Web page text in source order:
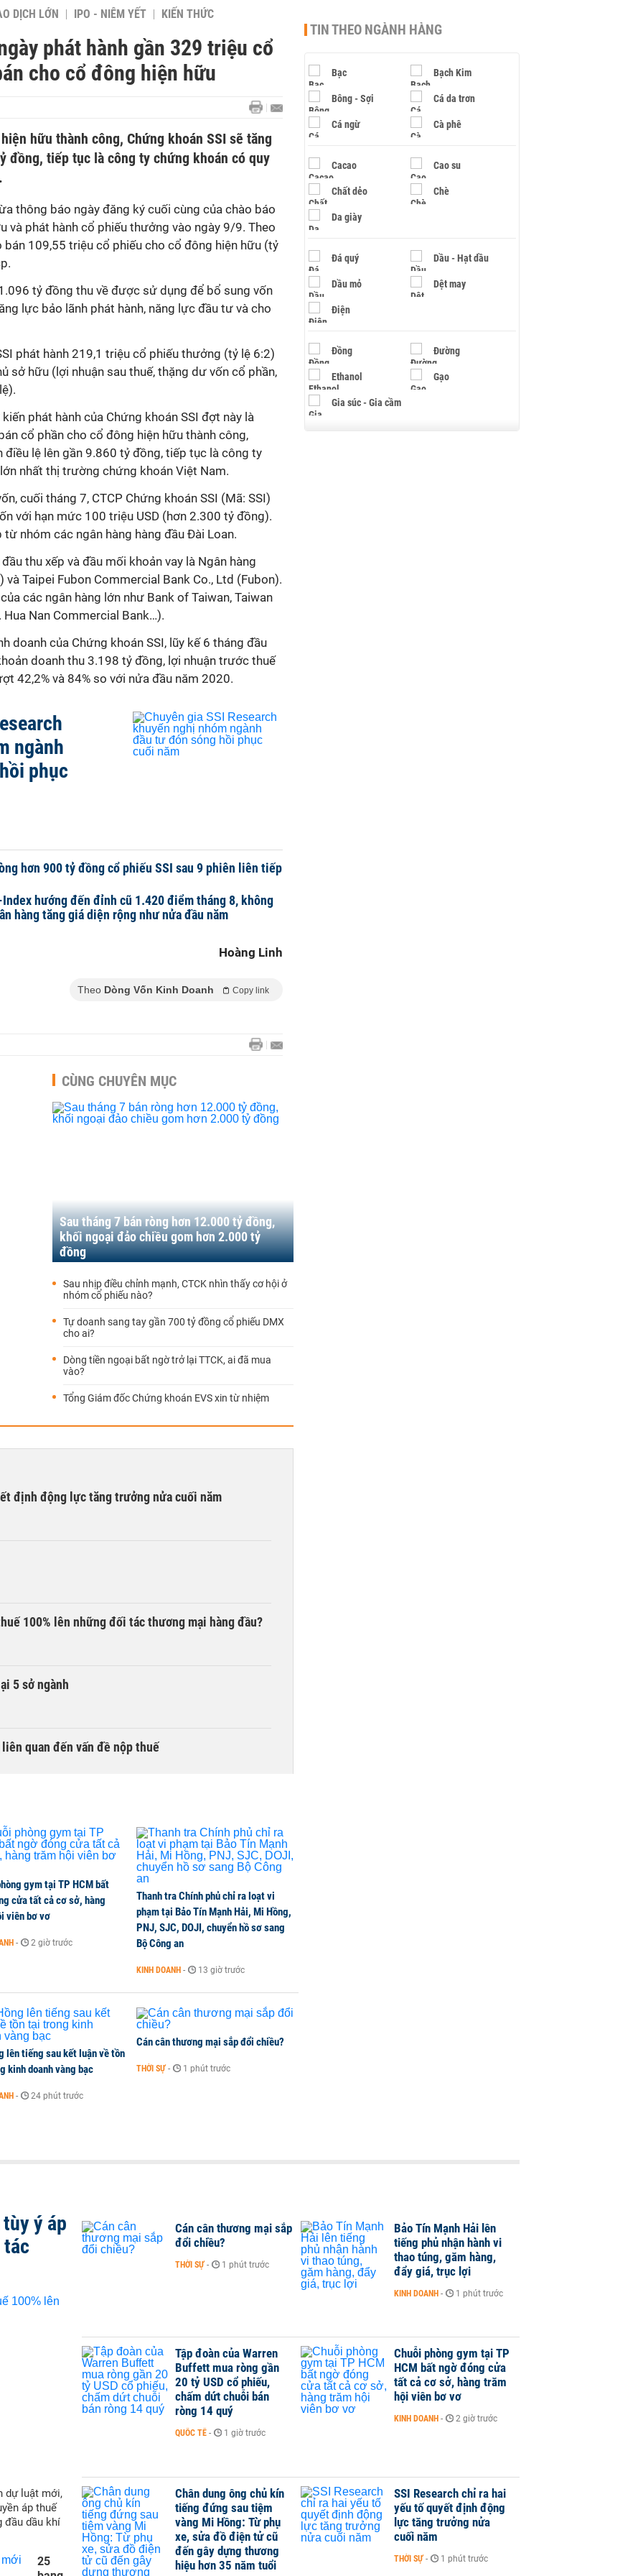
DỊCH LỚN IPO - NIÊM YẾT KIẾN THỨC
phát hành gần 329 triệu cổ
cho cổ đông hiện hữu
hữu thành công, Chứng khoán SSI sẽ tăng
đồng, tiếp tục là công ty chứng khoán có quy
thông báo ngày đăng ký cuối cùng của chào báo
và phát hành cổ phiếu thưởng vào ngày 9/9. Theo
bán 109,55 triệu cổ phiếu cho cổ đông hiện hữu (tỷ
tỷ đồng thu về được sử dụng để bổ sung vốn
lực bảo lãnh phát hành, năng lực đầu tư và cho
phát hành 219,1 triệu cổ phiếu thưởng (tỷ lệ 6:2)
sở hữu (lợi nhuận sau thuế, thặng dư vốn cổ phần,
phát hành của Chứng khoán SSI đợt này là
cổ phần cho cổ đông hiện hữu thành công,
điều lệ lên gần 9.860 tỷ đồng, tiếp tục là công ty
nhất thị trường chứng khoán Việt Nam.
cuối tháng 7, CTCP Chứng khoán SSI (Mã: SSI)
với hạn mức 100 triệu USD (hơn 2.300 tỷ đồng).
nhóm các ngân hàng hàng đầu Đài Loan.
thu xếp và đầu mối khoản vay là Ngân hàng
và Taipei Fubon Commercial Bank Co., Ltd (Fubon).
các ngân hàng lớn như Bank of Taiwan, Taiwan
Nan Commercial Bank…).
doanh của Chứng khoán SSI, lũy kế 6 tháng đầu
doanh thu 3.198 tỷ đồng, lợi nhuận trước thuế
42,2% và 84% so với nửa đầu năm 2020.
ngành
phục
hơn 900 tỷ đồng cổ phiếu SSI sau 9 phiên liên tiếp
Index hướng đến đỉnh cũ 1.420 điểm tháng 8, không
hàng tăng giá diện rộng như nửa đầu năm
Hoàng Linh
Theo Dòng Vốn Kinh Doanh Copy link
CÙNG CHUYÊN MỤC
Sau tháng 7 bán ròng hơn 12.000 tỷ đồng,
khối ngoại đảo chiều gom hơn 2.000 tỷ
đồng
Sau nhịp điều chỉnh mạnh, CTCK nhìn thấy cơ hội ở
nhóm cổ phiếu nào?
Tự doanh sang tay gần 700 tỷ đồng cổ phiếu DMX
cho ai?
Dòng tiền ngoại bất ngờ trở lại TTCK, ai đã mua
vào?
Tổng Giám đốc Chứng khoán EVS xin từ nhiệm
định động lực tăng trưởng nửa cuối năm
100% lên những đối tác thương mại hàng đầu?
5 sở ngành
quan đến vấn đề nộp thuế
chấp căng thẳng địa chính trị
nghiệp bán dẫn hàng đầu của Mỹ
khi ngân hàng quản lý tài sản đảm bảo trái phiếu
gym tại TP HCM bất
cửa tất cả cơ sở, hàng
viên bơ vơ
- 2 giờ trước
Thanh tra Chính phủ chỉ ra loạt vi
phạm tại Bảo Tín Mạnh Hải, Mi Hồng,
PNJ, SJC, DOJI, chuyển hồ sơ sang
Bộ Công an
KINH DOANH - 13 giờ trước
lên tiếng sau kết luận về tồn
kinh doanh vàng bạc
- 24 phút trước
Cán cân thương mại sắp đổi chiều?
THỜI SỰ - 1 phút trước
TIN THEO NGÀNH HÀNG
Bạc Bạch Kim
Bông - Sợi Cá da trơn
Cá ngừ Cà phê
Cacao Cao su
Chất dẻo Chè
Da giày
Đá quý Dầu - Hạt dầu
Dầu mỏ Dệt may
Điện
Đồng Đường
Ethanol Gạo
Gia súc - Gia cầm
ý áp
tác
dự luật mới,
áp thuế
đầu dầu khí
25
Cán cân thương mại sắp
đổi chiều?
THỜI SỰ - 1 phút trước
Bảo Tín Mạnh Hải lên
tiếng phủ nhận hành vi
thao túng, găm hàng,
đẩy giá, trục lợi
KINH DOANH - 1 phút trước
Tập đoàn của Warren
Buffett mua ròng gần
20 tỷ USD cổ phiếu,
chấm dứt chuỗi bán
ròng 14 quý
QUỐC TẾ - 1 giờ trước
Chuỗi phòng gym tại TP
HCM bất ngờ đóng cửa
tất cả cơ sở, hàng trăm
hội viên bơ vơ
KINH DOANH - 2 giờ trước
Chân dung ông chủ kín
tiếng đứng sau tiệm
vàng Mi Hồng: Từ phụ
xe, sửa đồ điện tử cũ
đến gây dựng thương
hiệu hơn 35 năm tuổi
SSI Research chỉ ra hai
yếu tố quyết định động
lực tăng trưởng nửa
cuối năm
THỜI SỰ - 1 phút trước